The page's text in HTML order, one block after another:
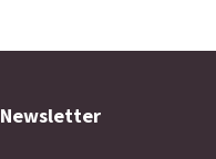
Newsletter